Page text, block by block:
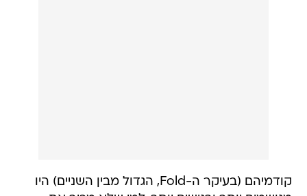
קודמיהם (בעיקר ה-Fold, הגדול מבין השניים) היו